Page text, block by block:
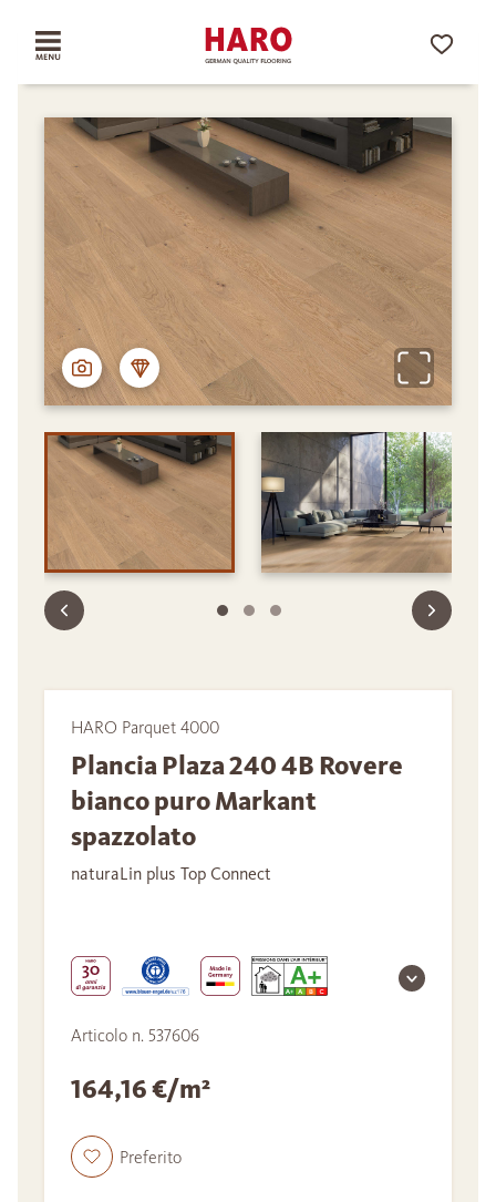
HARO Parquet 4000
Plancia Plaza 240 4B Rovere
bianco puro Markant
spazzolato
naturaLin plus Top Connect
Articolo n. 537606
164,16 €/m²
Preferito